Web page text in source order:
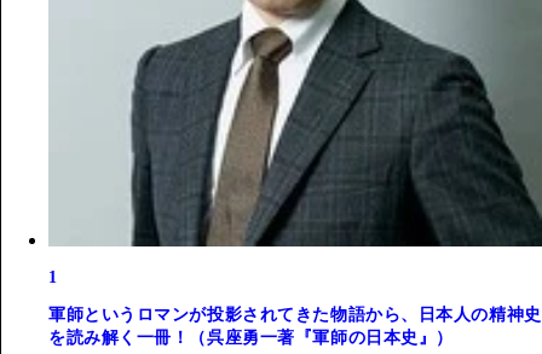
1
軍師というロマンが投影されてきた物語から、日本人の精神史
を読み解く一冊！（呉座勇一著『軍師の日本史』）